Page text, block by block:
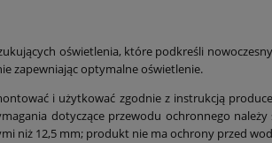
oświetlenia, które podkreśli
zapewniając optymalne oświetlenie.
i użytkować zgodnie z instrukcją
dotyczące przewodu ochronnego
niż 12,5 mm; produkt nie ma ochrony przed